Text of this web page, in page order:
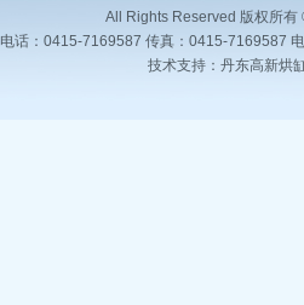
All Rights Reserved 版权所
电话：0415-7169587 传真：0415-7169587
技术支持：丹东高新烘